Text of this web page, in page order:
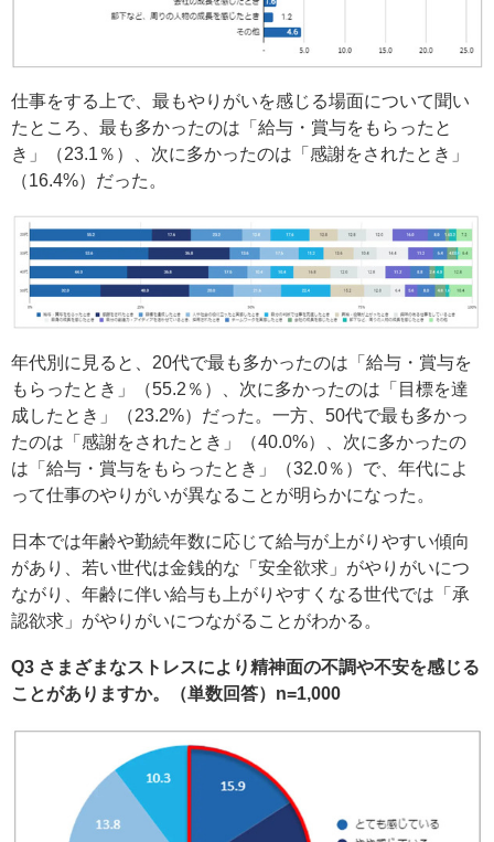
仕事をする上で、最もやりがいを感じる場面について聞い
たところ、最も多かったのは「給与・賞与をもらったと
き」（23.1％）、次に多かったのは「感謝をされたとき」
（16.4%）だった。
年代別に見ると、20代で最も多かったのは「給与・賞与を
もらったとき」（55.2％）、次に多かったのは「目標を達
成したとき」（23.2%）だった。一方、50代で最も多かっ
たのは「感謝をされたとき」（40.0%）、次に多かったの
は「給与・賞与をもらったとき」（32.0％）で、年代によ
って仕事のやりがいが異なることが明らかになった。
日本では年齢や勤続年数に応じて給与が上がりやすい傾向
があり、若い世代は金銭的な「安全欲求」がやりがいにつ
ながり、年齢に伴い給与も上がりやすくなる世代では「承
認欲求」がやりがいにつながることがわかる。
Q3 さまざまなストレスにより精神面の不調や不安を感じる
ことがありますか。（単数回答）n=1,000